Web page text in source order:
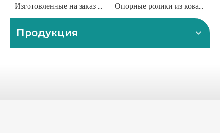
Изготовленные на заказ валки из кованой стали для прокатных станов Опорные ролики из кованой стали для тяжелых промышленных мельниц и печей
Продукция